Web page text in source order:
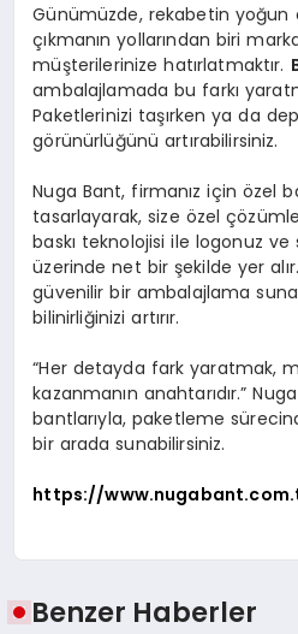
Günümüzde, rekabetin yoğun
çıkmanın yollarından biri
müşterilerinize hatırlatmaktır.
ambalajlamada bu farkı
Paketlerinizi taşırken ya da
görünürlüğünü artırabilirsiniz.
Nuga Bant, firmanız için özel
tasarlayarak, size özel
baskı teknolojisi ile logonuz ve
üzerinde net bir şekilde yer
güvenilir bir ambalajlama
bilinirliğinizi artırır.
“Her detayda fark yaratmak,
kazanmanın anahtarıdır.” Nuga
bantlarıyla, paketleme
bir arada sunabilirsiniz.
https://
Benzer Haberler